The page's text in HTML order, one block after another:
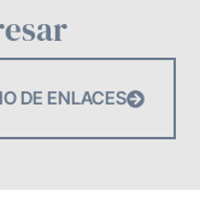
DE ENLACES